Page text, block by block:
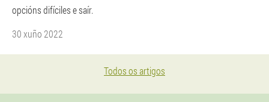
opcións difíciles e saír.
30 xuño 2022
Todos os artigos